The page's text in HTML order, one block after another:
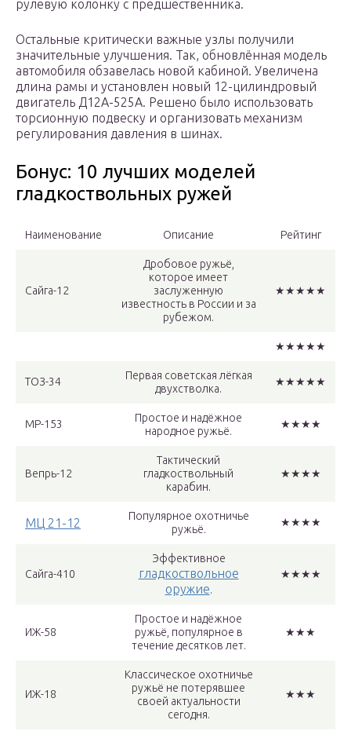
рулевую колонку с предшественника.
Остальные критически важные узлы получили
значительные улучшения. Так, обновлённая модель
автомобиля обзавелась новой кабиной. Увеличена
длина рамы и установлен новый 12-цилиндровый
двигатель Д12А-525А. Решено было использовать
торсионную подвеску и организовать механизм
регулирования давления в шинах.
Бонус: 10 лучших моделей
гладкоствольных ружей
Наименование Описание Рейтинг
Сайга-12
Дробовое ружьё,
которое имеет
заслуженную
известность в России и за
рубежом.
★★★★★
★★★★★
ТОЗ-34
Первая советская лёгкая
двухстволка.
★★★★★
МР-153
Простое и надёжное
народное ружьё.
★★★★
Вепрь-12
Тактический
гладкоствольный
карабин.
★★★★
МЦ 21-12
Популярное охотничье
ружьё.
★★★★
Сайга-410
Эффективное
гладкоствольное
оружие.
★★★★
ИЖ-58
Простое и надёжное
ружьё, популярное в
течение десятков лет.
★★★
ИЖ-18
Классическое охотничье
ружьё не потерявшее
своей актуальности
сегодня.
★★★